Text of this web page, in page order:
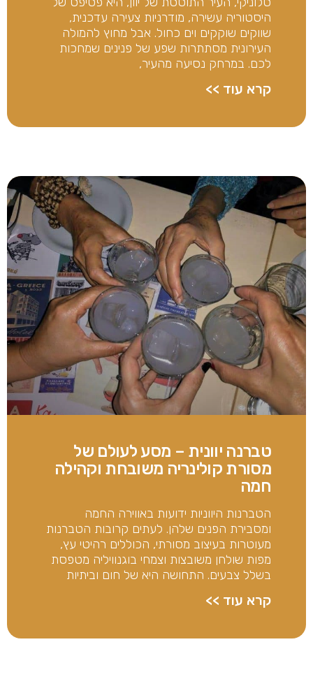
היסטוריה עשירה, מודרניות צעירה עדכנית,
שווקים שוקקים וים כחול. אבל מחוץ להמולה
העירונית מסתתרות שפע של פנינים שמחכות
לכם. במרחק נסיעה מהעיר,
קרא עוד >>
טברנה יוונית – מסע לעולם של
מסורת קולינריה משובחת וקהילה
חמה
הטברנות היווניות ידועות באווירה החמה
ומסבירת הפנים שלהן. לעתים קרובות הטברנות
מעוטרות בעיצוב מסורתי, הכוללים רהיטי עץ,
מפות שולחן משובצות וצמחי בוגנוויליה מטפסת
בשלל צבעים. התחושה היא של חום וביתיות
קרא עוד >>